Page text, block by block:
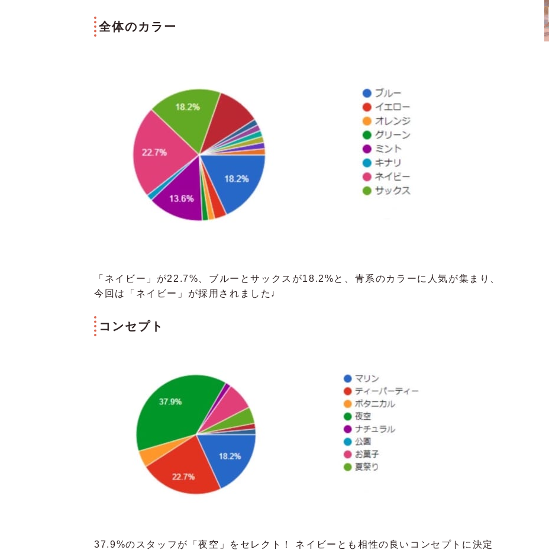
全体のカラー
「ネイビー」が22.7%、ブルーとサックスが18.2%と、青系のカラーに人気が集まり、
今回は「ネイビー」が採用されました♩
コンセプト
37.9%のスタッフが「夜空」をセレクト！ ネイビーとも相性の良いコンセプトに決定